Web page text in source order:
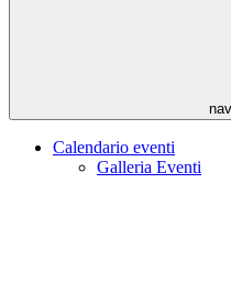
Calendario eventi
Galleria Eventi